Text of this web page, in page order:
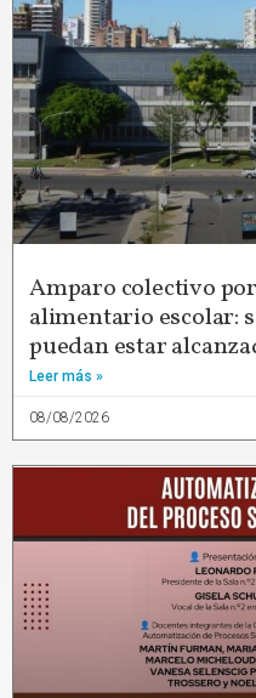
Amparo colectivo
alimentario escolar:
puedan estar
Leer más »
08/08/2026